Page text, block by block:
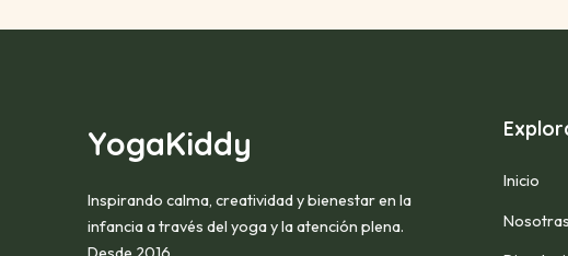
YogaKiddy
Inspirando calma, creatividad y bienestar en la
infancia a través del yoga y la atención plena.
Inicio
Nosotras